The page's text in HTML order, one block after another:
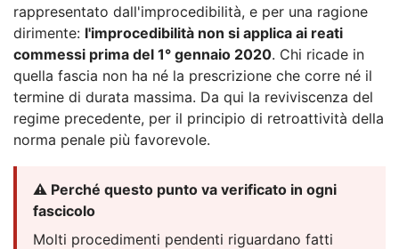
rappresentato dall'improcedibilità, e per una ragione
dirimente: l'improcedibilità non si applica ai reati
commessi prima del 1° gennaio 2020. Chi ricade in
quella fascia non ha né la prescrizione che corre né il
termine di durata massima. Da qui la reviviscenza del
regime precedente, per il principio di retroattività della
norma penale più favorevole.
⚠️ Perché questo punto va verificato in ogni
fascicolo
Molti procedimenti pendenti riguardano fatti